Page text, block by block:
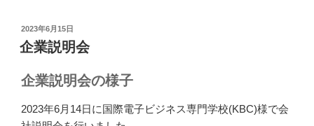
投
稿
日:
2023年6月15日
企業説明会
企業説明会の様子
2023年6月14日に国際電子ビジネス専門学校(KBC)様で会